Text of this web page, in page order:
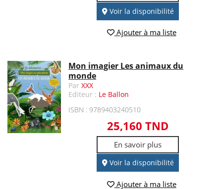
Voir la disponibilité
Ajouter à ma liste
Mon imagier Les animaux du
monde
ParXXX
Editeur : Le Ballon
ISBN : 9789403240510
25,160 TND
En savoir plus
Voir la disponibilité
Ajouter à ma liste